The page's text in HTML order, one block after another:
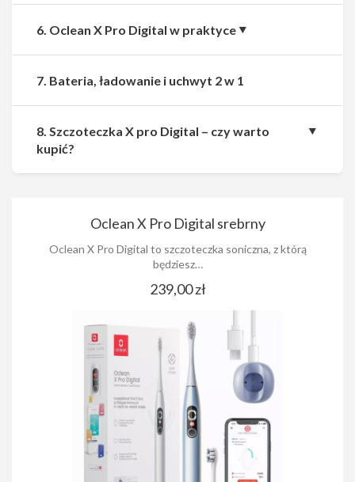
6. Oclean X Pro Digital w praktyce
7. Bateria, ładowanie i uchwyt 2 w 1
8. Szczoteczka X pro Digital – czy warto
kupić?
Oclean X Pro Digital srebrny
Oclean X Pro Digital to szczoteczka soniczna, z którą
będziesz…
239,00 zł